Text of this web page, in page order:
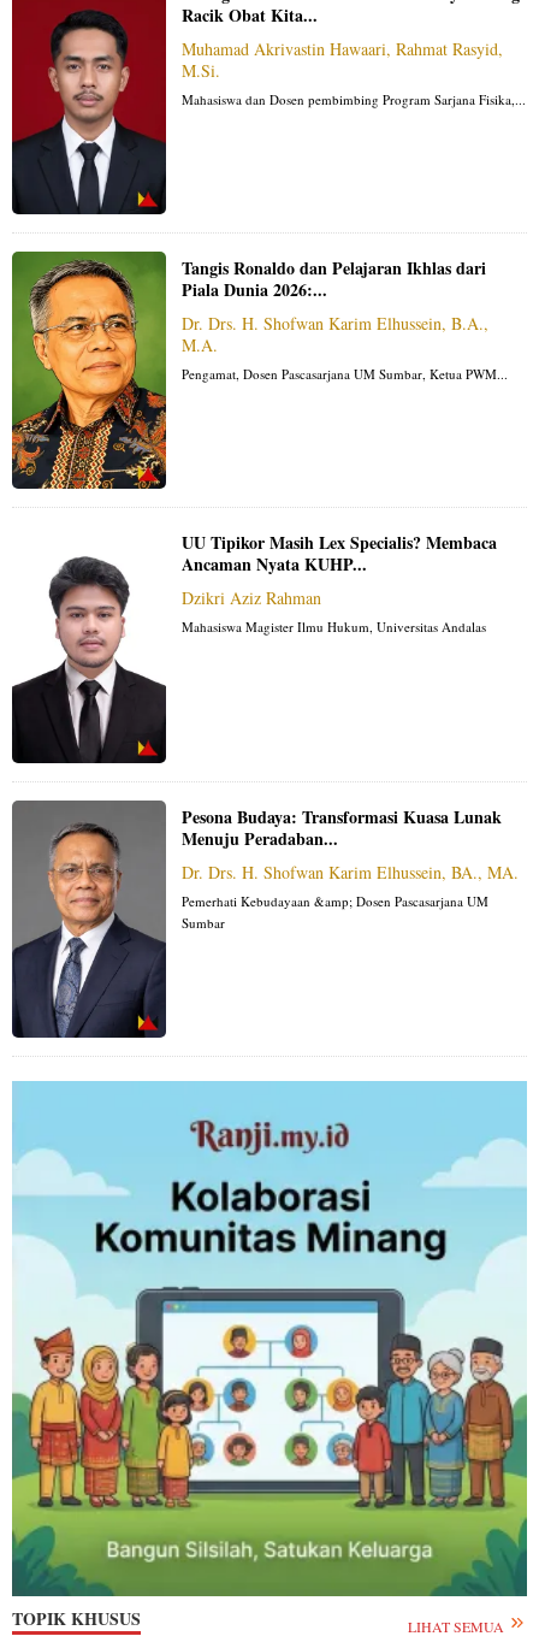
Racik Obat Kita...
Muhamad Akrivastin Hawaari, Rahmat Rasyid,
M.Si.
Mahasiswa dan Dosen pembimbing Program Sarjana Fisika,...
Tangis Ronaldo dan Pelajaran Ikhlas dari
Piala Dunia 2026:...
Dr. Drs. H. Shofwan Karim Elhussein, B.A.,
M.A.
Pengamat, Dosen Pascasarjana UM Sumbar, Ketua PWM...
UU Tipikor Masih Lex Specialis? Membaca
Ancaman Nyata KUHP...
Dzikri Aziz Rahman
Mahasiswa Magister Ilmu Hukum, Universitas Andalas
Pesona Budaya: Transformasi Kuasa Lunak
Menuju Peradaban...
Dr. Drs. H. Shofwan Karim Elhussein, BA., MA.
Pemerhati Kebudayaan &amp; Dosen Pascasarjana UM
Sumbar
TOPIK KHUSUS LIHAT SEMUA